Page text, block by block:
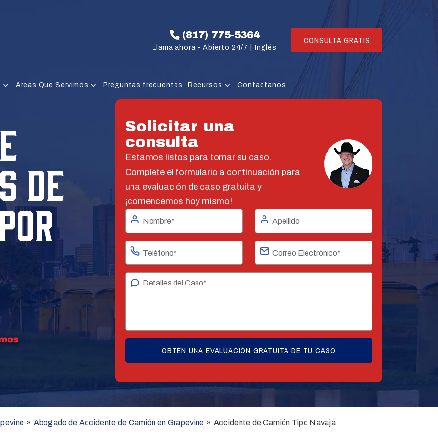
(817) 775-5364
Llama ahora - Abierto 24/7 | Inglés
CONSULTA GRATIS
Areas Que Servimos Preguntas frecuentes Recursos Contactanos
DE
Solicitar una
consulta
Estamos listos para tomar su caso.
Complete el formulario a continuación para
una evaluación de caso gratuita y
¡comencemos hoy mismo!
» Abogado de Accidente de Camión en Grapevine » Accidente de Camión Tipo Navaja